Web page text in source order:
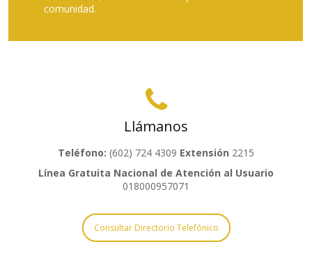
Llámanos
Teléfono: (602) 724 4309 Extensión 2215
Línea Gratuita Nacional de Atención al Usuario
018000957071
Consultar Directorio Telefónico